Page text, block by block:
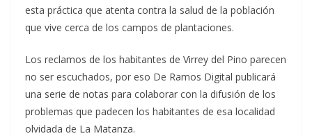
esta práctica que atenta contra la salud de la población
que vive cerca de los campos de plantaciones.
Los reclamos de los habitantes de Virrey del Pino parecen
no ser escuchados, por eso De Ramos Digital publicará
una serie de notas para colaborar con la difusión de los
problemas que padecen los habitantes de esa localidad
olvidada de La Matanza.